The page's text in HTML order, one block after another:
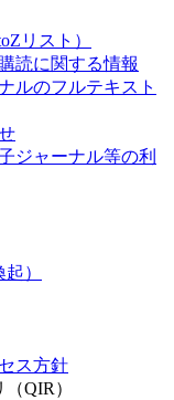
リスト）
読に関する情報
ルのフルテキスト
ジャーナル等の利
）
ス方針
QIR）